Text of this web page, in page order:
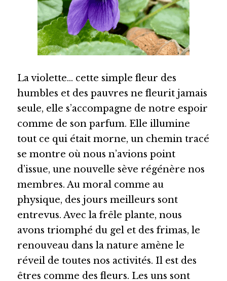
La violette… cette simple fleur des
humbles et des pauvres ne fleurit jamais
seule, elle s’accompagne de notre espoir
comme de son parfum. Elle illumine
tout ce qui était morne, un chemin tracé
se montre où nous n’avions point
d’issue, une nouvelle sève régénère nos
membres. Au moral comme au
physique, des jours meilleurs sont
entrevus. Avec la frêle plante, nous
avons triomphé du gel et des frimas, le
renouveau dans la nature amène le
réveil de toutes nos activités. Il est des
êtres comme des fleurs. Les uns sont